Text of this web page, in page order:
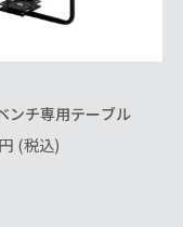
ンチ専用テーブル
円 (税込)